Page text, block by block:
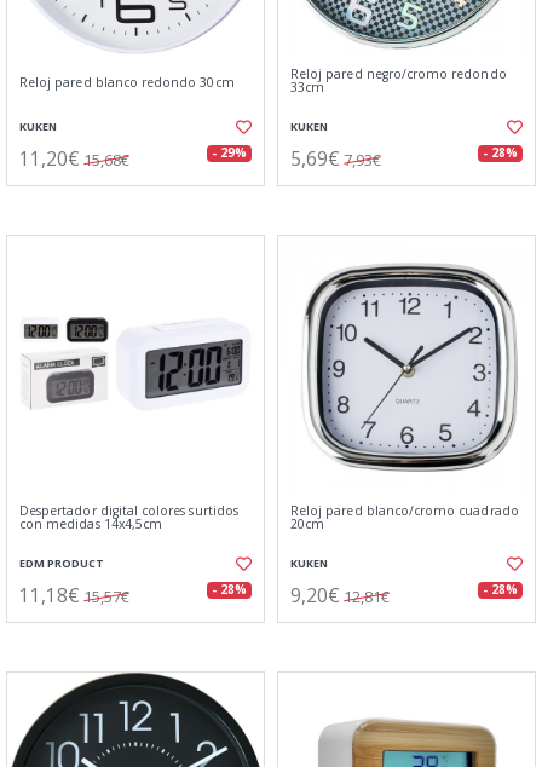
Reloj pared blanco redondo 30cm
KUKEN
11,20€ 15,68€ - 29%
Reloj pared negro/cromo redondo
33cm
KUKEN
5,69€ 7,93€ - 28%
Despertador digital colores surtidos
con medidas 14x4,5cm
EDM PRODUCT
11,18€ 15,57€ - 28%
Reloj pared blanco/cromo cuadrado
20cm
KUKEN
9,20€ 12,81€ - 28%